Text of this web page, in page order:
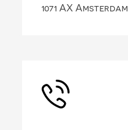
1071 AX Amsterdam